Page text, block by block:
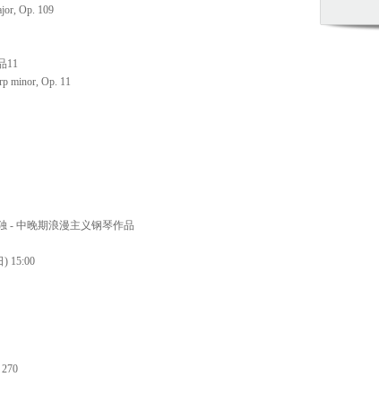
Op. 109
11
minor, Op. 11
- 中晚期浪漫主义钢琴作品
) 15:00
钢琴
·格斯